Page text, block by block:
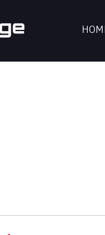
MADE